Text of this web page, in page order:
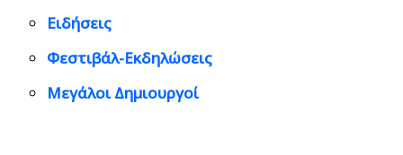
Ειδήσεις
Φεστιβάλ-Εκδηλώσεις
Μεγάλοι Δημιουργοί